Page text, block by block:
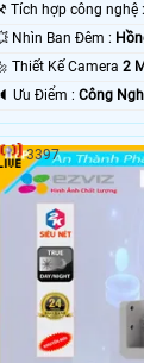
⚒ Tích hợp công nghệ :
💥 Nhìn Ban Đêm :
🔩 Thiết Kế Camera2
️🔈 Ưu Điểm :Công
3397